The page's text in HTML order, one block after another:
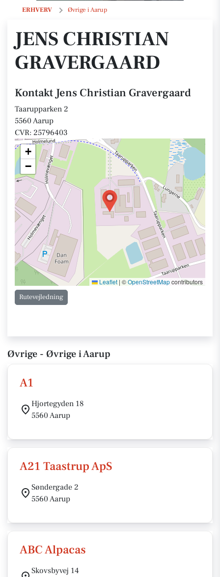
ERHVERV Øvrige i Aarup
Jens Christian Gravergaard
JENS CHRISTIAN
GRAVERGAARD
Kontakt Jens Christian Gravergaard
Taarupparken 2
5560 Aarup
CVR: 25796403
+
−
Leaflet | ©OpenStreetMapcontributors
Rutevejledning
Øvrige - Øvrige i Aarup
A1
Hjortegyden 18
5560 Aarup
A21 Taastrup ApS
Søndergade 2
5560 Aarup
ABC Alpacas
Skovsbyvej 14